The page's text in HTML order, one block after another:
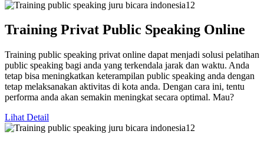
Training Privat Public Speaking Online
Training public speaking privat online dapat menjadi solusi pelatihan
public speaking bagi anda yang terkendala jarak dan waktu. Anda
tetap bisa meningkatkan keterampilan public speaking anda dengan
tetap melaksanakan aktivitas di kota anda. Dengan cara ini, tentu
performa anda akan semakin meningkat secara optimal. Mau?
Lihat Detail